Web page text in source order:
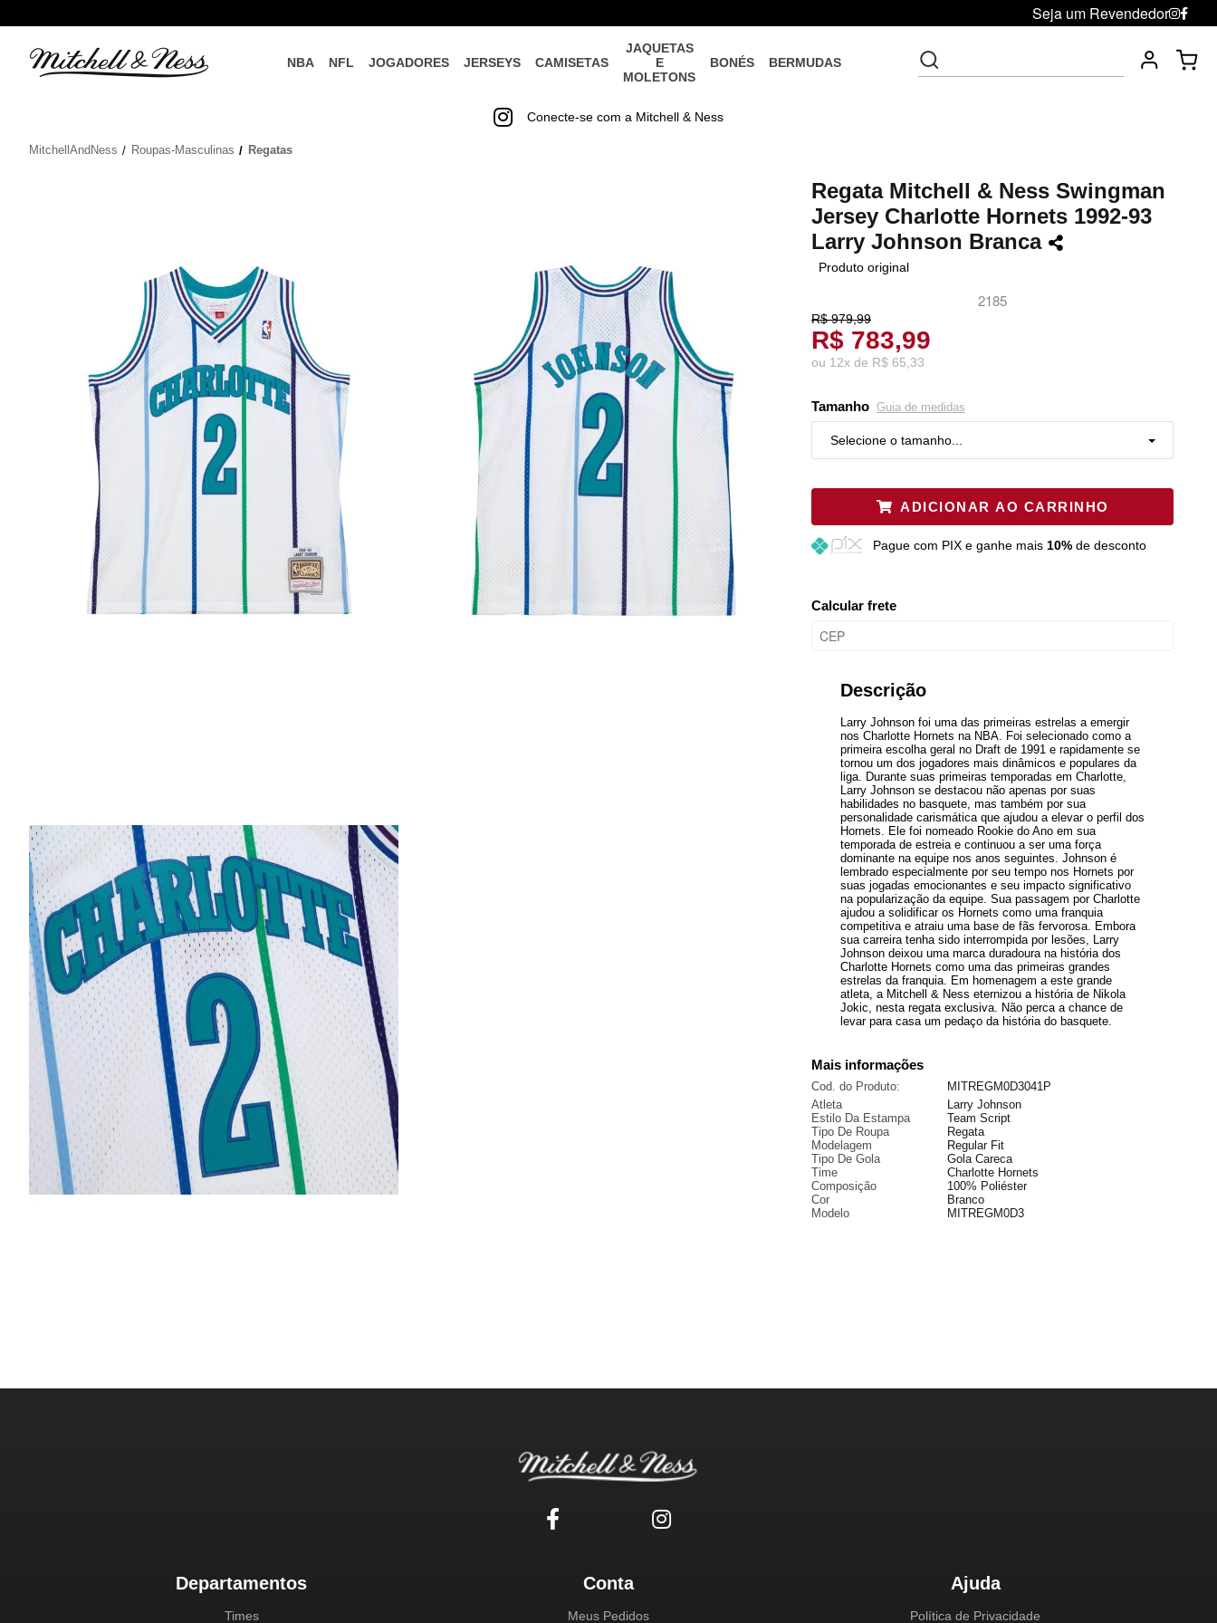
Seja um Revendedor
NBA NFL JOGADORES JERSEYS CAMISETAS
JAQUETAS
E
MOLETONS
BONÉS BERMUDAS
Conecte-se com a Mitchell & Ness
MitchellAndNess Roupas-Masculinas Regatas
Regata Mitchell & Ness Swingman
Jersey Charlotte Hornets 1992-93
Larry Johnson Branca
Produto original
2185
R$ 979,99
R$ 783,99
ou 12x de R$ 65,33
Tamanho Guia de medidas
Selecione o tamanho...
Restam mais de 6 itens
G Restam mais de 6 itens
ADICIONAR AO CARRINHO
Pague com PIX e ganhe mais 10%de desconto
Calcular frete
Descrição
Larry Johnson foi uma das primeiras estrelas a emergir
nos Charlotte Hornets na NBA. Foi selecionado como a
primeira escolha geral no Draft de 1991 e rapidamente se
tornou um dos jogadores mais dinâmicos e populares da
liga. Durante suas primeiras temporadas em Charlotte,
Larry Johnson se destacou não apenas por suas
habilidades no basquete, mas também por sua
personalidade carismática que ajudou a elevar o perfil dos
Hornets. Ele foi nomeado Rookie do Ano em sua
temporada de estreia e continuou a ser uma força
dominante na equipe nos anos seguintes. Johnson é
lembrado especialmente por seu tempo nos Hornets por
suas jogadas emocionantes e seu impacto significativo
na popularização da equipe. Sua passagem por Charlotte
ajudou a solidificar os Hornets como uma franquia
competitiva e atraiu uma base de fãs fervorosa. Embora
sua carreira tenha sido interrompida por lesões, Larry
Johnson deixou uma marca duradoura na história dos
Charlotte Hornets como uma das primeiras grandes
estrelas da franquia. Em homenagem a este grande
atleta, a Mitchell & Ness eternizou a história de Nikola
Jokic, nesta regata exclusiva. Não perca a chance de
levar para casa um pedaço da história do basquete.
Mais informações
Cod. do Produto:
MITREGM0D3041P
Atleta
Larry Johnson
Estilo Da Estampa
Team Script
Tipo De Roupa
Regata
Modelagem
Regular Fit
Tipo De Gola
Gola Careca
Time
Charlotte Hornets
Composição
100% Poliéster
Cor
Branco
Modelo
MITREGM0D3
Departamentos
Times
Conta
Meus Pedidos
Ajuda
Política de Privacidade